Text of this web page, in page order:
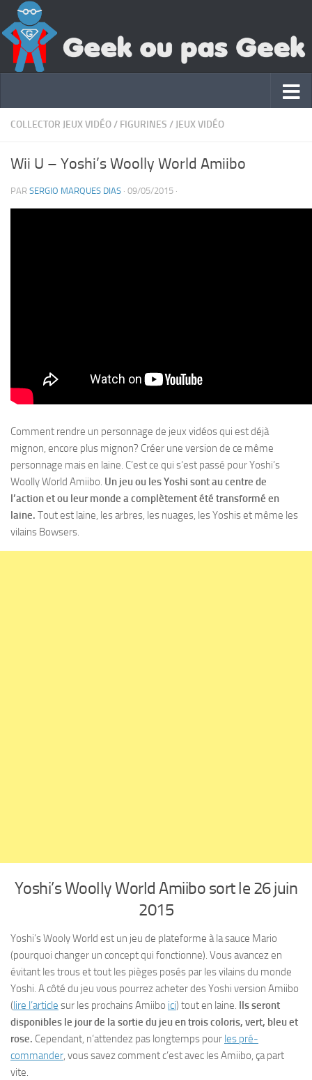
COLLECTOR JEUX VIDÉO/ FIGURINES / JEUX VIDÉO
Wii U – Yoshi’s Woolly World Amiibo
PAR SERGIO MARQUES DIAS · 09/05/2015 ·
Comment rendre un personnage de jeux vidéos qui est déjà
mignon, encore plus mignon? Créer une version de ce même
personnage mais en laine. C’est ce qui s’est passé pour Yoshi’s
Woolly World Amiibo. Un jeu ou les Yoshi sont au centre de
l’action et ou leur monde a complètement été transformé en
laine. Tout est laine, les arbres, les nuages, les Yoshis et même les
vilains Bowsers.
Yoshi’s Woolly World Amiibo sort le 26 juin
2015
Yoshi’s Wooly World est un jeu de plateforme à la sauce Mario
(pourquoi changer un concept qui fonctionne). Vous avancez en
évitant les trous et tout les pièges posés par les vilains du monde
Yoshi. A côté du jeu vous pourrez acheter des Yoshi version Amiibo
(lire l’article sur les prochains Amiibo ici) tout en laine. Ils seront
disponibles le jour de la sortie du jeu en trois coloris, vert, bleu et
rose. Cependant, n’attendez pas longtemps pour les pré-
commander, vous savez comment c’est avec les Amiibo, ça part
vite.